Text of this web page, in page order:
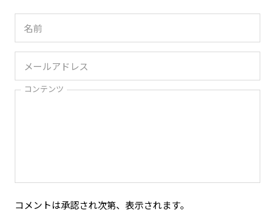
コンテンツ
コメントは承認され次第、表示されます。